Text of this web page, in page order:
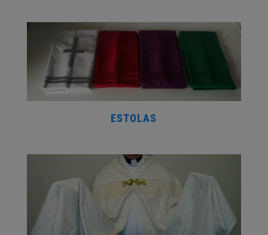
ESTOLAS